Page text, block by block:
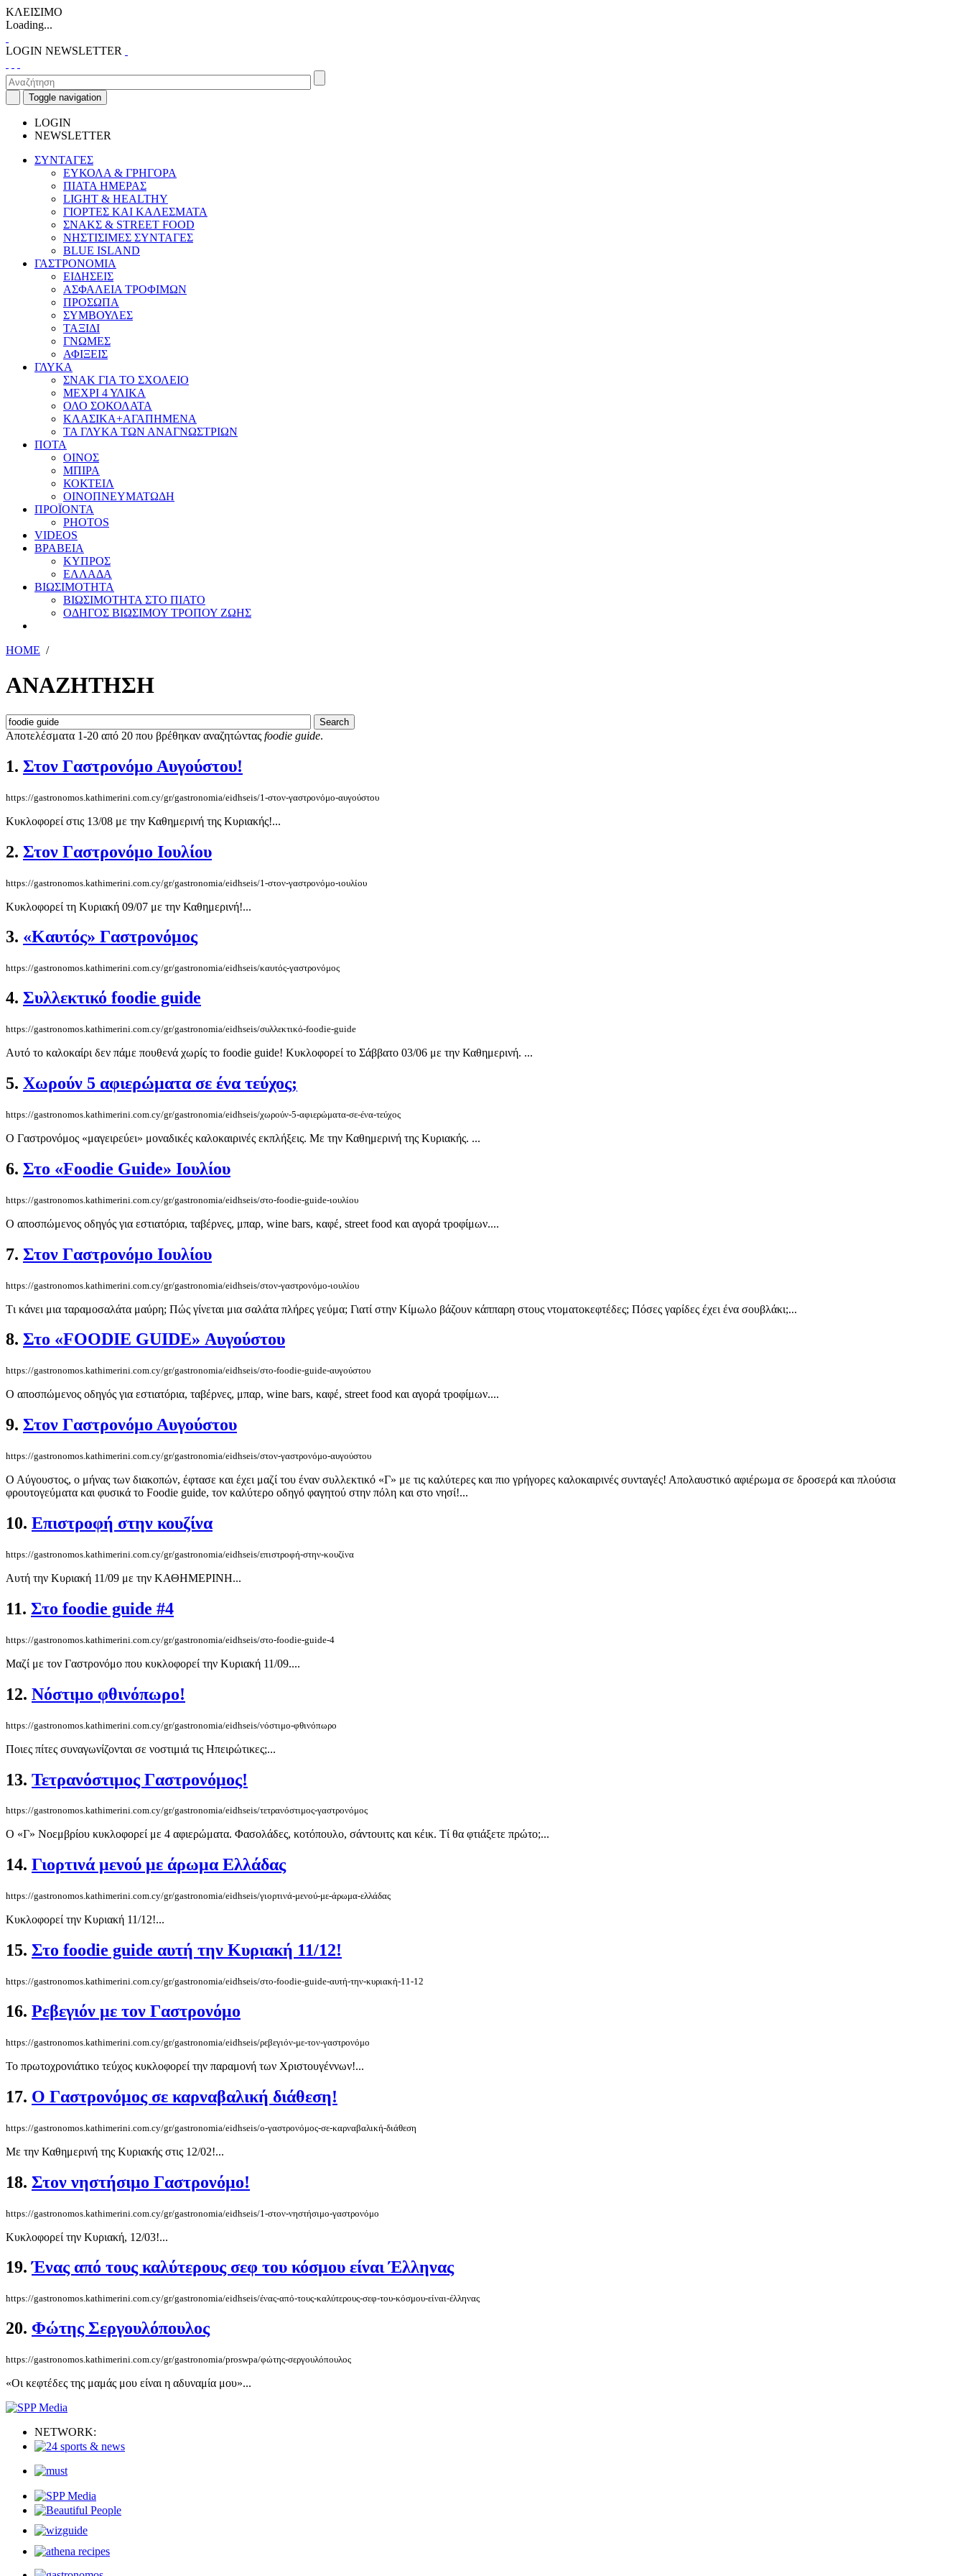
ΚΛΕΙΣΙΜΟ
Loading...
LOGIN NEWSLETTER
Toggle navigation
LOGIN
NEWSLETTER
ΣΥΝΤΑΓΕΣ
ΕΥΚΟΛΑ & ΓΡΗΓΟΡΑ
ΠΙΑΤΑ ΗΜΕΡΑΣ
LIGHT & HEALTHY
ΓΙΟΡΤΕΣ ΚΑΙ ΚΑΛΕΣΜΑΤΑ
ΣΝΑΚΣ & STREET FOOD
ΝΗΣΤΙΣΙΜΕΣ ΣΥΝΤΑΓΕΣ
BLUE ISLAND
ΓΑΣΤΡΟΝΟΜΙΑ
ΕΙΔΗΣΕΙΣ
ΑΣΦΑΛΕΙΑ ΤΡΟΦΙΜΩΝ
ΠΡΟΣΩΠΑ
ΣΥΜΒΟΥΛΕΣ
ΤΑΞΙΔΙ
ΓΝΩΜΕΣ
ΑΦΙΞΕΙΣ
ΓΛΥΚΑ
ΣΝΑΚ ΓΙΑ ΤΟ ΣΧΟΛΕΙΟ
ΜΕΧΡΙ 4 ΥΛΙΚΑ
ΟΛΟ ΣΟΚΟΛΑΤΑ
ΚΛΑΣΙΚΑ+ΑΓΑΠΗΜΕΝΑ
ΤΑ ΓΛΥΚΑ ΤΩΝ ΑΝΑΓΝΩΣΤΡΙΩΝ
ΠΟΤΑ
ΟΙΝΟΣ
ΜΠΙΡΑ
ΚΟΚΤΕΙΛ
ΟΙΝΟΠΝΕΥΜΑΤΩΔΗ
ΠΡΟΪΟΝΤΑ
PHOTOS
VIDEOS
ΒΡΑΒΕΙΑ
ΚΥΠΡΟΣ
ΕΛΛΑΔΑ
ΒΙΩΣΙΜΟΤΗΤΑ
ΒΙΩΣΙΜΟΤΗΤΑ ΣΤΟ ΠΙΑΤΟ
ΟΔΗΓΟΣ ΒΙΩΣΙΜΟΥ ΤΡΟΠΟΥ ΖΩΗΣ
HOME /
ΑΝΑΖΗΤΗΣΗ
Αποτελέσματα 1-20 από 20 που βρέθηκαν αναζητώντας foodie guide.
1. Στον Γαστρονόμο Αυγούστου!
https://gastronomos.kathimerini.com.cy/gr/gastronomia/eidhseis/1-στον-γαστρονόμο-αυγούστου
Κυκλοφορεί στις 13/08 με την Καθημερινή της Κυριακής!...
2. Στον Γαστρονόμο Ιουλίου
https://gastronomos.kathimerini.com.cy/gr/gastronomia/eidhseis/1-στον-γαστρονόμο-ιουλίου
Κυκλοφορεί τη Κυριακή 09/07 με την Καθημερινή!...
3. «Καυτός» Γαστρονόμος
https://gastronomos.kathimerini.com.cy/gr/gastronomia/eidhseis/καυτός-γαστρονόμος
4. Συλλεκτικό foodie guide
https://gastronomos.kathimerini.com.cy/gr/gastronomia/eidhseis/συλλεκτικό-foodie-guide
Αυτό το καλοκαίρι δεν πάμε πουθενά χωρίς το foodie guide! Κυκλοφορεί το Σάββατο 03/06 με την Καθημερινή. ...
5. Χωρούν 5 αφιερώματα σε ένα τεύχος;
https://gastronomos.kathimerini.com.cy/gr/gastronomia/eidhseis/χωρούν-5-αφιερώματα-σε-ένα-τεύχος
Ο Γαστρονόμος «μαγειρεύει» μοναδικές καλοκαιρινές εκπλήξεις. Με την Καθημερινή της Κυριακής. ...
6. Στο «Foodie Guide» Ιουλίου
https://gastronomos.kathimerini.com.cy/gr/gastronomia/eidhseis/στο-foodie-guide-ιουλίου
Ο αποσπώμενος οδηγός για εστιατόρια, ταβέρνες, μπαρ, wine bars, καφέ, street food και αγορά τροφίμων....
7. Στον Γαστρονόμο Ιουλίου
https://gastronomos.kathimerini.com.cy/gr/gastronomia/eidhseis/στον-γαστρονόμο-ιουλίου
Tι κάνει μια ταραμοσαλάτα μαύρη; Πώς γίνεται μια σαλάτα πλήρες γεύμα; Γιατί στην Κίμωλο βάζουν κάππαρη στους ντοματοκεφτέδες; Πόσες γαρίδες έχει ένα σουβλάκι;...
8. Στο «FOODIE GUIDE» Αυγούστου
https://gastronomos.kathimerini.com.cy/gr/gastronomia/eidhseis/στο-foodie-guide-αυγούστου
Ο αποσπώμενος οδηγός για εστιατόρια, ταβέρνες, μπαρ, wine bars, καφέ, street food και αγορά τροφίμων....
9. Στον Γαστρονόμο Αυγούστου
https://gastronomos.kathimerini.com.cy/gr/gastronomia/eidhseis/στον-γαστρονόμο-αυγούστου
Ο Αύγουστος, ο μήνας των διακοπών, έφτασε και έχει μαζί του έναν συλλεκτικό «Γ» με τις καλύτερες και πιο γρήγορες καλοκαιρινές συνταγές! Απολαυστικό αφιέρωμα σε δροσερά και πλούσια
φρουτογεύματα και φυσικά το Foodie guide, τον καλύτερο οδηγό φαγητού στην πόλη και στο νησί!...
10. Επιστροφή στην κουζίνα
https://gastronomos.kathimerini.com.cy/gr/gastronomia/eidhseis/επιστροφή-στην-κουζίνα
Αυτή την Κυριακή 11/09 με την ΚΑΘΗΜΕΡΙΝΗ...
11. Στο foodie guide #4
https://gastronomos.kathimerini.com.cy/gr/gastronomia/eidhseis/στο-foodie-guide-4
Μαζί με τον Γαστρονόμο που κυκλοφορεί την Κυριακή 11/09....
12. Νόστιμο φθινόπωρο!
https://gastronomos.kathimerini.com.cy/gr/gastronomia/eidhseis/νόστιμο-φθινόπωρο
Ποιες πίτες συναγωνίζονται σε νοστιμιά τις Ηπειρώτικες;...
13. Τετρανόστιμος Γαστρονόμος!
https://gastronomos.kathimerini.com.cy/gr/gastronomia/eidhseis/τετρανόστιμος-γαστρονόμος
Ο «Γ» Νοεμβρίου κυκλοφορεί με 4 αφιερώματα. Φασολάδες, κοτόπουλο, σάντουιτς και κέικ. Τί θα φτιάξετε πρώτο;...
14. Γιορτινά μενού με άρωμα Ελλάδας
https://gastronomos.kathimerini.com.cy/gr/gastronomia/eidhseis/γιορτινά-μενού-με-άρωμα-ελλάδας
Κυκλοφορεί την Κυριακή 11/12!...
15. Στο foodie guide αυτή την Κυριακή 11/12!
https://gastronomos.kathimerini.com.cy/gr/gastronomia/eidhseis/στο-foodie-guide-αυτή-την-κυριακή-11-12
16. Ρεβεγιόν με τον Γαστρονόμο
https://gastronomos.kathimerini.com.cy/gr/gastronomia/eidhseis/ρεβεγιόν-με-τον-γαστρονόμο
Το πρωτοχρονιάτικο τεύχος κυκλοφορεί την παραμονή των Χριστουγέννων!...
17. Ο Γαστρονόμος σε καρναβαλική διάθεση!
https://gastronomos.kathimerini.com.cy/gr/gastronomia/eidhseis/ο-γαστρονόμος-σε-καρναβαλική-διάθεση
Με την Καθημερινή της Κυριακής στις 12/02!...
18. Στον νηστήσιμο Γαστρονόμο!
https://gastronomos.kathimerini.com.cy/gr/gastronomia/eidhseis/1-στον-νηστήσιμο-γαστρονόμο
Κυκλοφορεί την Κυριακή, 12/03!...
19.Ένας από τους καλύτερους σεφ του κόσμου είναι Έλληνας
https://gastronomos.kathimerini.com.cy/gr/gastronomia/eidhseis/ένας-από-τους-καλύτερους-σεφ-του-κόσμου-είναι-έλληνας
20. Φώτης Σεργουλόπουλος
https://gastronomos.kathimerini.com.cy/gr/gastronomia/proswpa/φώτης-σεργουλόπουλος
«Οι κεφτέδες της μαμάς μου είναι η αδυναμία μου»...
NETWORK: